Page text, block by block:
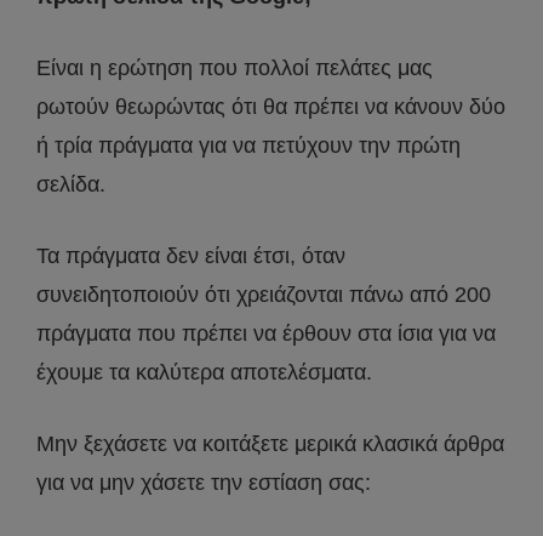
Είναι η ερώτηση που πολλοί πελάτες μας
ρωτούν θεωρώντας ότι θα πρέπει να κάνουν δύο
ή τρία πράγματα για να πετύχουν την πρώτη
σελίδα.
Τα πράγματα δεν είναι έτσι, όταν
συνειδητοποιούν ότι χρειάζονται πάνω από 200
πράγματα που πρέπει να έρθουν στα ίσια για να
έχουμε τα καλύτερα αποτελέσματα.
Μην ξεχάσετε να κοιτάξετε μερικά κλασικά άρθρα
για να μην χάσετε την εστίαση σας: